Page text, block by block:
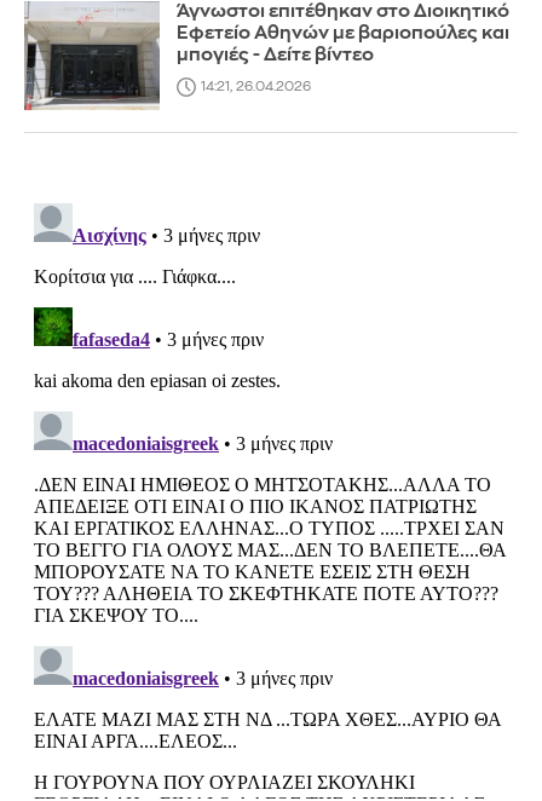
Άγνωστοι επιτέθηκαν στο Διοικητικό
Εφετείο Αθηνών με βαριοπούλες και
μπογιές - Δείτε βίντεο
14:21, 26.04.2026